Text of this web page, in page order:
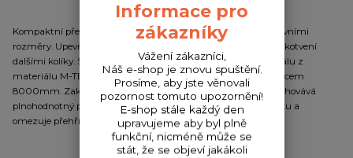
Kompaktní přehoz na bivak Entrix XL s miniaturními přepravními
rozměry. Upevňuje se přímo na postavený bivak bez nutnosti kotvení
dalšími kolíky. Stejně jako samotný bivak je vyroben z materiálu z
materiálu M-TEC300 s hexagonální texturou a vodním sloupcem
8000mm. Zakrývá střechu a část bočních stěn, přičemž zachovává
plnohodnotný přístup k oknům bivaku. Eliminuje rosení bivaku a
omezuje přehřívání bivaku na přímém slunci.
Informace pro
zákazníky
Vážení zákazníci,
Náš e-shop je znovu spuštění.
Prosíme, aby jste věnovali
pozornost tomuto upozornění!
E-shop stále každý den
upravujeme aby byl plně
funkční, nicméně může se
stát, že se objeví jakákoli